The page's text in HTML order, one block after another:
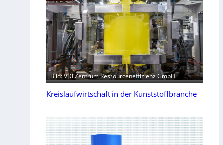
Bild: VDI Zentrum Ressourceneffizienz GmbH
Kreislaufwirtschaft in der Kunststoffbranche